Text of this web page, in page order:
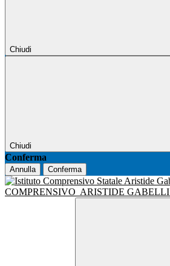
Chiudi
Chiudi
Conferma
Annulla Conferma
COMPRENSIVO ARISTIDE GABELLI